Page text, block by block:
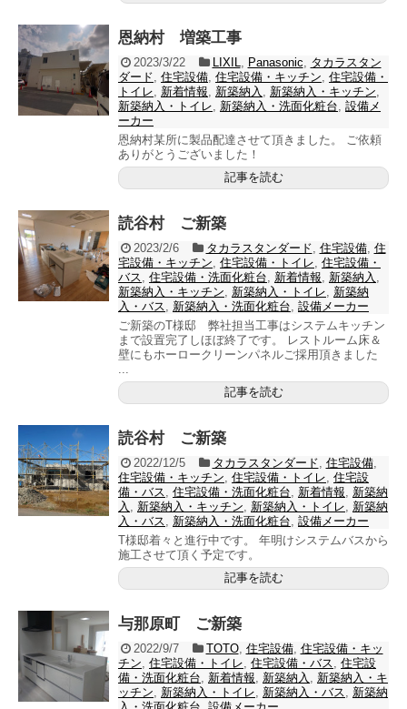
恩納村 増築工事
2023/3/22 LIXIL, Panasonic, タカラスタン
ダード, 住宅設備, 住宅設備・キッチン, 住宅設備・
トイレ, 新着情報, 新築納入 , 新築納入・キッチン,
新築納入・トイレ, 新築納入・洗面化粧台, 設備メ
ーカー
恩納村某所に製品配達させて頂きました。 ご依頼
ありがとうございました！
記事を読む
読谷村 ご新築
2023/2/6 タカラスタンダード, 住宅設備, 住
宅設備・キッチン, 住宅設備・トイレ, 住宅設備・
バス, 住宅設備・洗面化粧台, 新着情報, 新築納入 ,
新築納入・キッチン, 新築納入・トイレ, 新築納
入・バス, 新築納入・洗面化粧台, 設備メーカー
ご新築のT様邸 弊社担当工事はシステムキッチン
まで設置完了しほぼ終了です。 レストルーム床＆
壁にもホーロークリーンパネルご採用頂きました
...
記事を読む
読谷村 ご新築
2022/12/5 タカラスタンダード, 住宅設備,
住宅設備・キッチン, 住宅設備・トイレ, 住宅設
備・バス, 住宅設備・洗面化粧台, 新着情報, 新築納
入 , 新築納入・キッチン, 新築納入・トイレ, 新築納
入・バス, 新築納入・洗面化粧台, 設備メーカー
T様邸着々と進行中です。 年明けシステムバスから
施工させて頂く予定です。
記事を読む
与那原町 ご新築
2022/9/7 TOTO, 住宅設備, 住宅設備・キッ
チン, 住宅設備・トイレ, 住宅設備・バス, 住宅設
備・洗面化粧台, 新着情報, 新築納入 , 新築納入・キ
ッチン, 新築納入・トイレ, 新築納入・バス, 新築納